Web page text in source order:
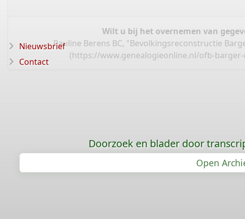
Wilt u bij het overnemen van
Pauline Berens BC, "Bevolkingsreconstructie
(https://www.genealogieonline.nl/ofb-
Nieuwsbrief
Contact
Doorzoek en blader door
Open